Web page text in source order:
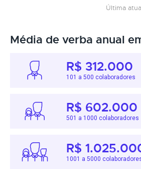
Última
Média de verba anual
R$ 312.000
101 a 500 colaboradores
R$ 602.000
501 a 1000 colaboradores
R$
1001 a 5000